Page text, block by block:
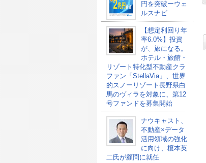
円を突破ーウェ
ルスナビ
【想定利回り年
率6.0%】投資
が、旅になる。
ホテル・旅館・
リゾート特化型不動産クラ
ファン「StellaVia」、世界
的スノーリゾート長野県白
馬のヴィラを対象に、第12
号ファンドを募集開始
ナウキャスト、
不動産×データ
活用領域の強化
に向け、榎本英
二氏が顧問に就任